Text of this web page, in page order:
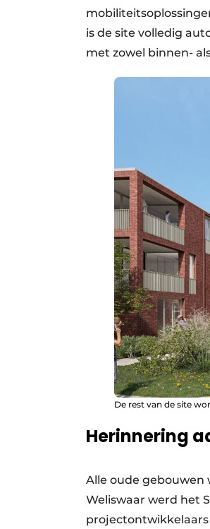
is de site volledig
met zowel binnen-
De rest van de site
Herinnering
Alle oude gebouwen
Weliswaar werd het